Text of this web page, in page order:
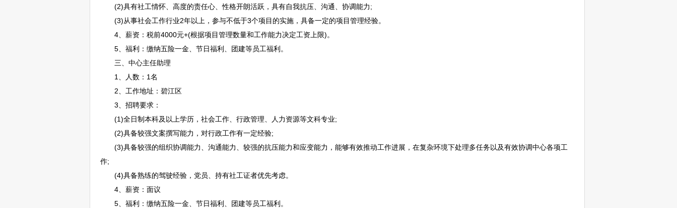
(2)具有社工情怀、高度的责任心、性格开朗活跃，具有自我抗压、沟通、协调能力;
(3)从事社会工作行业2年以上，参与不低于3个项目的实施，具备一定的项目管理经验。
4、薪资：税前4000元+(根据项目管理数量和工作能力决定工资上限)。
5、福利：缴纳五险一金、节日福利、团建等员工福利。
三、中心主任助理
1、人数：1名
2、工作地址： 碧江区
3、 招聘要求：
(1)全日制本科及以上学历，社会工作、行政管理、人力资源等文科专业;
(2)具备较强文案撰写能力，对行政工作有一定经验;
(3)具备较强的组织协调能力、沟通能力、较强的抗压能力和应变能力，能够有效推动工作进展，在复杂环境下处理多任务以及有效协调中心各项工
作;
(4)具备熟练的驾驶经验，党员、持有社工证者优先考虑。
4、薪资：面议
5、福利：缴纳五险一金、节日福利、团建等员工福利。